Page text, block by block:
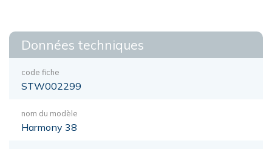
Données techniques
code fiche
STW002299
nom du modèle
Harmony 38